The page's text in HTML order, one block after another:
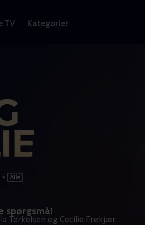
TV Kategorier
•
spørgsmål
Terkelsen og Cecilie Frøkjær